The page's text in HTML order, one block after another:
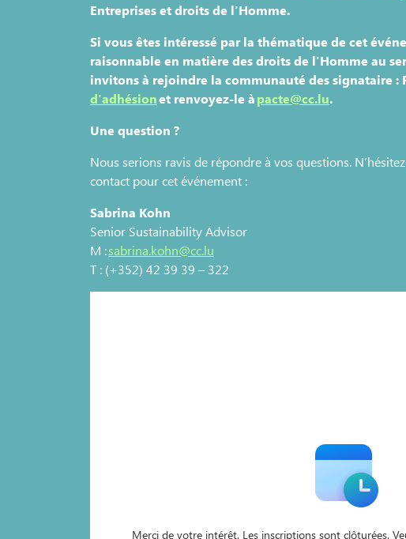
Entreprises et droits de l'Homme.
Si vous êtes intéressé par la thématique de cet
raisonnable en matière des droits de l'Homme au
invitons à rejoindre la communauté des signataire :
d'adhésionet renvoyez-le àpacte@cc.lu.
Une question ?
Nous serions ravis de répondre à vos questions.
contact pour cet événement :
Sabrina Kohn
Senior Sustainability Advisor
M : ​​​sabrina​.kohn@cc.lu​
T : (+352) 42 39 39 – 322
Merci de votre intérêt. Les inscriptions sont clôturées.